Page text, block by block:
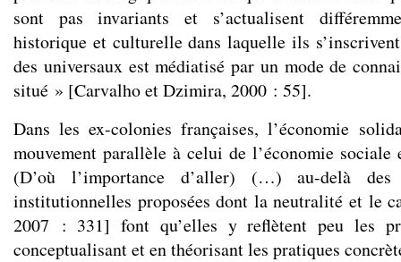
sont pas invariants et s’actualisent
historique et culturelle dans laquelle ils
des universaux est médiatisé par un mode de
situé » [Carvalho et Dzimira, 2000 : 55].
Dans les ex-colonies françaises, l’économie
mouvement parallèle à celui de l’économie
(D’où l’importance d’aller) (…) au-delà
institutionnelles proposées dont la neutralité et le
2007 : 331] font qu’elles y reflètent peu les
conceptualisant et en théorisant les pratiques